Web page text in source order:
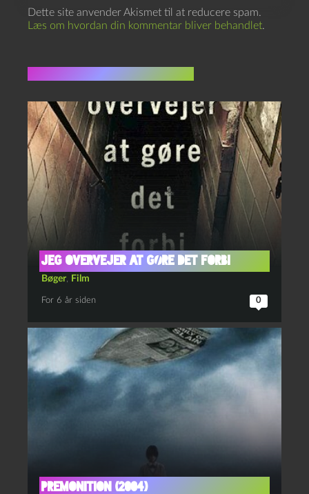
Dette site anvender Akismet til at reducere spam.
Læs om hvordan din kommentar bliver behandlet.
Jeg overvejer at gøre det forbi
Bøger, Film
For 6 år siden 0
Premonition (2004)